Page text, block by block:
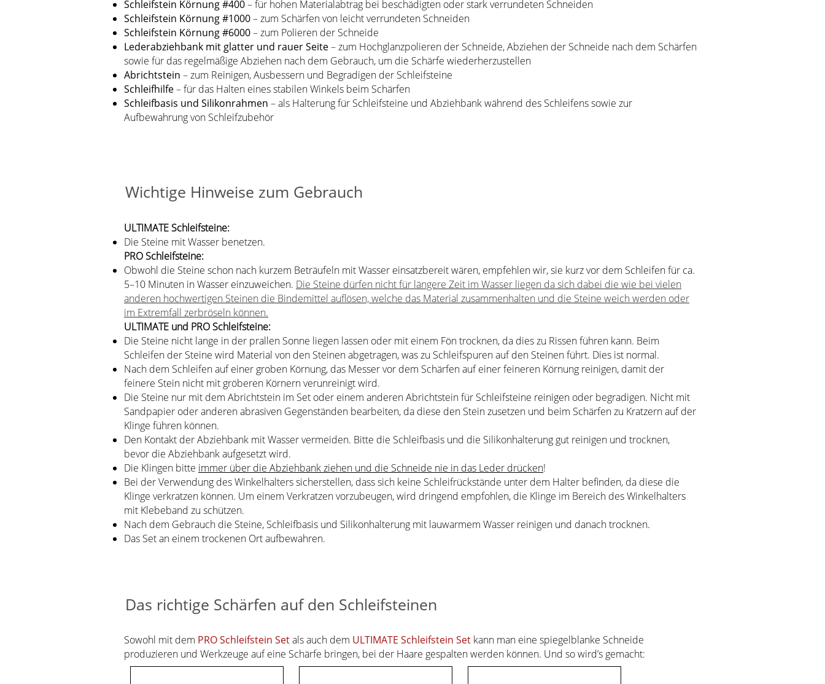
Schleifstein Körnung #400– für hohen Materialabtrag bei beschädigten oder stark verrundeten Schneiden
Schleifstein Körnung #1000– zum Schärfen von leicht verrundeten Schneiden
Schleifstein Körnung #6000– zum Polieren der Schneide
Lederabziehbank mit glatter und rauer Seite– zum Hochglanzpolieren der Schneide, Abziehen der Schneide nach dem Schärfen
sowie für das regelmäßige Abziehen nach dem Gebrauch, um die Schärfe wiederherzustellen
Abrichtstein – zum Reinigen, Ausbessern und Begradigen der Schleifsteine
Schleifhilfe– für das Halten eines stabilen Winkels beim Schärfen
Schleifbasis und Silikonrahmen – als Halterung für Schleifsteine und Abziehbank während des Schleifens sowie zur
Aufbewahrung von Schleifzubehör
Wichtige Hinweise zum Gebrauch
ULTIMATE Schleifsteine:
Die Steine mit Wasser benetzen.
PRO Schleifsteine:
Obwohl die Steine schon nach kurzem Beträufeln mit Wasser einsatzbereit wären, empfehlen wir, sie kurz vor dem Schleifen für ca.
5–10 Minuten in Wasser einzuweichen. Die Steine dürfen nicht für längere Zeit im Wasser liegen da sich dabei die wie bei vielen
anderen hochwertigen Steinen die Bindemittel auflösen, welche das Material zusammenhalten und die Steine weich werden oder
im Extremfall zerbröseln können.
ULTIMATE und PRO Schleifsteine:
Die Steine nicht lange in der prallen Sonne liegen lassen oder mit einem Fön trocknen, da dies zu Rissen führen kann. Beim
Schleifen der Steine wird Material von den Steinen abgetragen, was zu Schleifspuren auf den Steinen führt. Dies ist normal.
Nach dem Schleifen auf einer groben Körnung, das Messer vor dem Schärfen auf einer feineren Körnung reinigen, damit der
feinere Stein nicht mit gröberen Körnern verunreinigt wird.
Die Steine nur mit dem Abrichtstein im Set oder einem anderen Abrichtstein für Schleifsteine reinigen oder begradigen. Nicht mit
Sandpapier oder anderen abrasiven Gegenständen bearbeiten, da diese den Stein zusetzen und beim Schärfen zu Kratzern auf der
Klinge führen können.
Den Kontakt der Abziehbank mit Wasser vermeiden. Bitte die Schleifbasis und die Silikonhalterung gut reinigen und trocknen,
bevor die Abziehbank aufgesetzt wird.
Die Klingen bitte immer über die Abziehbank ziehen und die Schneide nie in das Leder drücken!
Bei der Verwendung des Winkelhalters sicherstellen, dass sich keine Schleifrückstände unter dem Halter befinden, da diese die
Klinge verkratzen können. Um einem Verkratzen vorzubeugen, wird dringend empfohlen, die Klinge im Bereich des Winkelhalters
mit Klebeband zu schützen.
Nach dem Gebrauch die Steine, Schleifbasis und Silikonhalterung mit lauwarmem Wasser reinigen und danach trocknen.
Das Set an einem trockenen Ort aufbewahren.
Das richtige Schärfen auf den Schleifsteinen
Sowohl mit dem PROSchleifstein Setals auch dem ULTIMATE Schleifstein Set kann man eine spiegelblanke Schneide
produzieren und Werkzeuge auf eine Schärfe bringen, bei der Haare gespalten werden können. Und so wird’s gemacht: